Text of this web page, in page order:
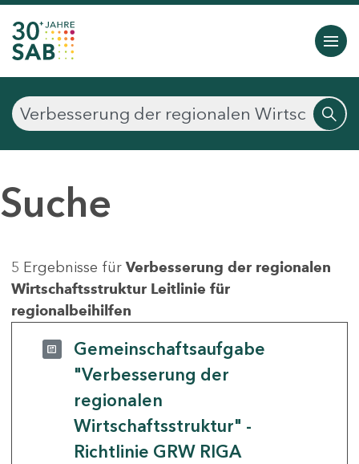
Suche
5 Ergebnisse für Verbesserung der regionalen
Wirtschaftsstruktur Leitlinie für
regionalbeihilfen
Gemeinschaftsaufgabe
"Verbesserung der
regionalen
Wirtschaftsstruktur" -
Richtlinie GRW RIGA